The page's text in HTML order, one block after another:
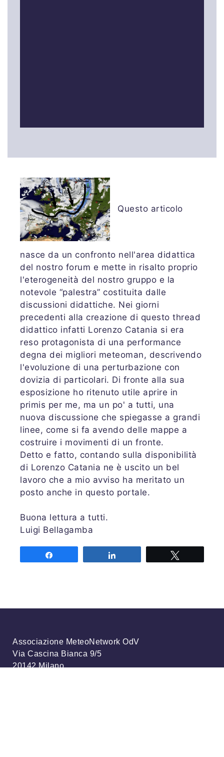
Questo articolo
nasce da un confronto nell'area didattica
del nostro forum e mette in risalto proprio
l'eterogeneità del nostro gruppo e la
notevole “palestra” costituita dalle
discussioni didattiche. Nei giorni
precedenti alla creazione di questo thread
didattico infatti Lorenzo Catania si era
reso protagonista di una performance
degna dei migliori meteoman, descrivendo
l'evoluzione di una perturbazione con
dovizia di particolari. Di fronte alla sua
esposizione ho ritenuto utile aprire in
primis per me, ma un po' a tutti, una
nuova discussione che spiegasse a grandi
linee, come si fa avendo delle mappe a
costruire i movimenti di un fronte.
Detto e fatto, contando sulla disponibilità
di Lorenzo Catania ne è uscito un bel
lavoro che a mio avviso ha meritato un
posto anche in questo portale.
Buona lettura a tutti.
Luigi Bellagamba
Associazione MeteoNetwork OdV
Via Cascina Bianca 9/5
20142 Milano